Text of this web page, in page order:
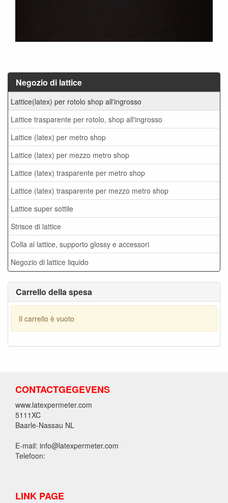
Negozio di lattice
Lattice(latex) per rotolo shop all'ingrosso
Lattice trasparente per rotolo, shop all'ingrosso
Lattice (latex) per metro shop
Lattice (latex) per mezzo metro shop
Lattice (latex) trasparente per metro shop
Lattice (latex) trasparente per mezzo metro shop
Lattice super sottile
Strisce di lattice
Colla al lattice, supporto glossy e accessori
Negozio di lattice liquido
Carrello della spesa
Il carrello è vuoto
CONTACTGEGEVENS
www.latexpermeter.com
5111XC
Baarle-Nassau NL
E-mail: info@latexpermeter.com
Telefoon:
LINK PAGE